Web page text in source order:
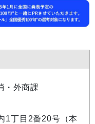
・外商課
1丁目2番20号（本